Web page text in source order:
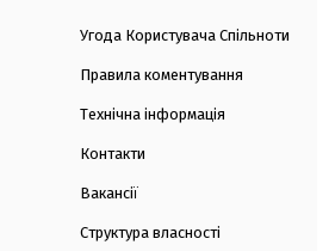
Угода Користувача Спільноти
Правила коментування
Технічна інформація
Контакти
Вакансії
Структура власності